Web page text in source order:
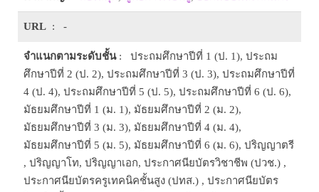
URL : -
จำแนกตามระดับชั้น: ประถมศึกษาปีที่ 1 (ป. 1), ประถม
ศึกษาปีที่ 2 (ป. 2), ประถมศึกษาปีที่ 3 (ป. 3), ประถมศึกษาปีที่
4 (ป. 4), ประถมศึกษาปีที่ 5 (ป. 5), ประถมศึกษาปีที่ 6 (ป. 6),
มัธยมศึกษาปีที่ 1 (ม. 1), มัธยมศึกษาปีที่ 2 (ม. 2),
มัธยมศึกษาปีที่ 3 (ม. 3), มัธยมศึกษาปีที่ 4 (ม. 4),
มัธยมศึกษาปีที่ 5 (ม. 5), มัธยมศึกษาปีที่ 6 (ม. 6), ปริญญาตรี
, ปริญญาโท, ปริญญาเอก, ประกาศนียบัตรวิชาชีพ (ปวช.) ,
ประกาศนียบัตรครูเทคนิคชั้นสูง (ปทส.) , ประกาศนียบัตร